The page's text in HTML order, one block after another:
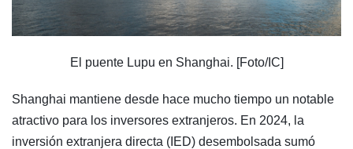
El puente Lupu en Shanghai. [Foto/IC]
Shanghai mantiene desde hace mucho tiempo un notable
atractivo para los inversores extranjeros. En 2024, la
inversión extranjera directa (IED) desembolsada sumó